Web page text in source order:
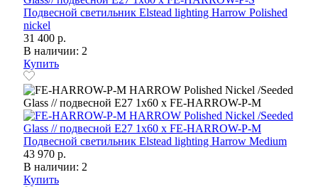
Подвесной светильник Elstead lighting Harrow Polished
nickel
31 400 р.
В наличии: 2
Купить
Подвесной светильник Elstead lighting Harrow Medium
43 970 р.
В наличии: 2
Купить